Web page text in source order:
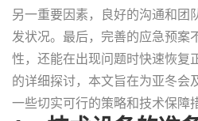
另一重要因素，良好的沟通和团
发状况。最后，完善的应急预案
性，还能在出现问题时快速恢复
的详细探讨，本文旨在为亚冬会
一些切实可行的策略和技术保障